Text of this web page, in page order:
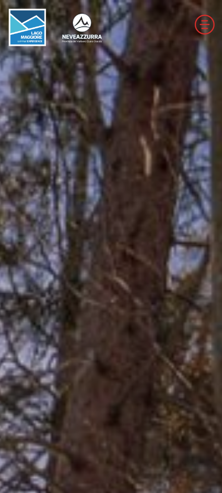
LOCALITÀ DA DISCESA
LOCALITÀ DI FONDO
PERCORSI
LE VALLI DI NEVEAZZURRA
Winter Map
Webcam
Come arrivare
Contatti
Credits & Copyrights